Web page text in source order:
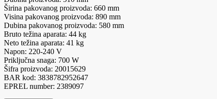
Širina pakovanog proizvoda: 660 mm
Visina pakovanog proizvoda: 890 mm
Dubina pakovanog proizvoda: 580 mm
Bruto težina aparata: 44 kg
Neto težina aparata: 41 kg
Napon: 220-240 V
Priključna snaga: 700 W
Šifra proizvoda: 20015629
BAR kod: 3838782952647
EPREL number: 2389097